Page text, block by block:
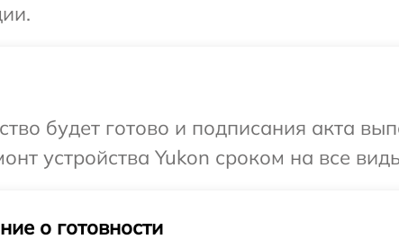
будет готово и подписания акта
устройства Yukon сроком на все
о готовности